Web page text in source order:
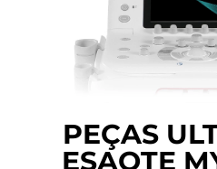
PEÇAS
ESAOTE